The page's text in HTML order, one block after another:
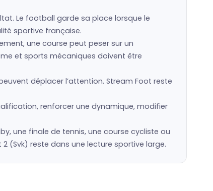
Le football garde sa place lorsque le
sportive française.
une course peut peser sur un
et sports mécaniques doivent être
déplacer l’attention. Stream Foot reste
renforcer une dynamique, modifier
une finale de tennis, une course cycliste ou
(Svk) reste dans une lecture sportive large.